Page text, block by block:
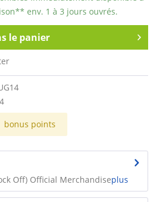
env. 1 à 3 jours ouvrés.
le panier
bonus points
Off) Official Merchandiseplus